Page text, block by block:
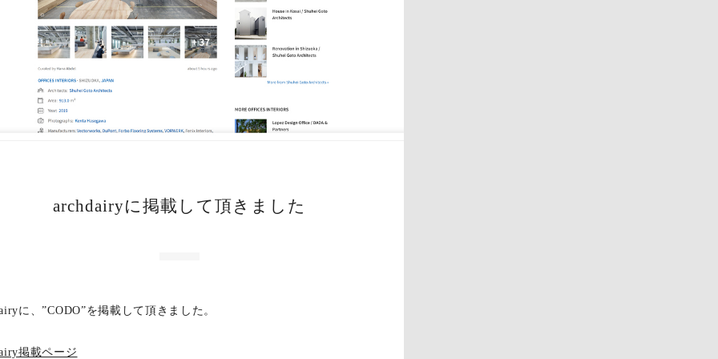
archdairyに掲載して頂きました
に、”CODO”を掲載して頂きました。
掲載ページ